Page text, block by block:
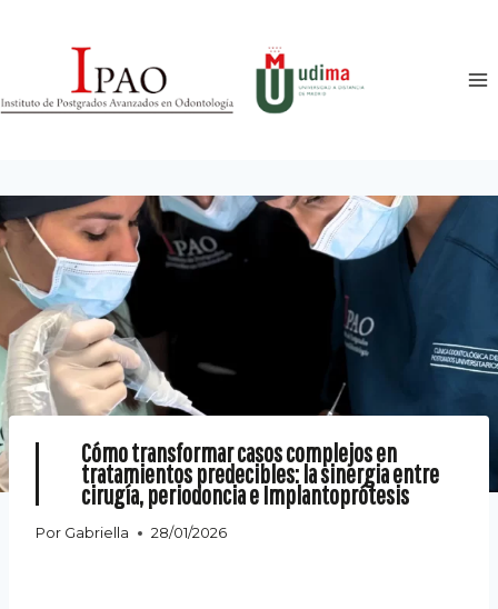
Cómo transformar casos complejos en
tratamientos predecibles: la sinergia entre
cirugía, periodoncia e Implantoprótesis
Por Gabriella 28/01/2026